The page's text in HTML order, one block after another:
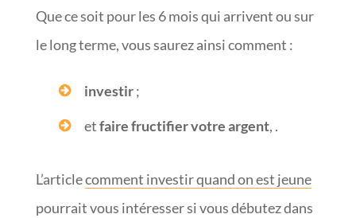
Que ce soit pour les 6 mois qui arrivent ou sur
le long terme, vous saurez ainsi comment :
investir;
etfaire fructifier votre argent, .
L’articlecomment investir quand on est jeune
pourrait vous intéresser si vous débutez dans